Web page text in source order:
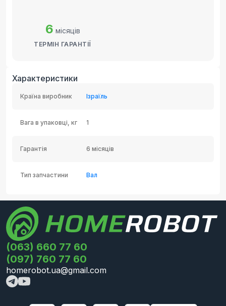
6 місяців
ТЕРМІН ГАРАНТІЇ
Характеристики
Країна виробник Ізраїль
Вага в упаковці, кг 1
Гарантія 6 місяців
Тип запчастини Вал
(063) 660 77 60
(097) 760 77 60
homerobot.ua@gmail.com